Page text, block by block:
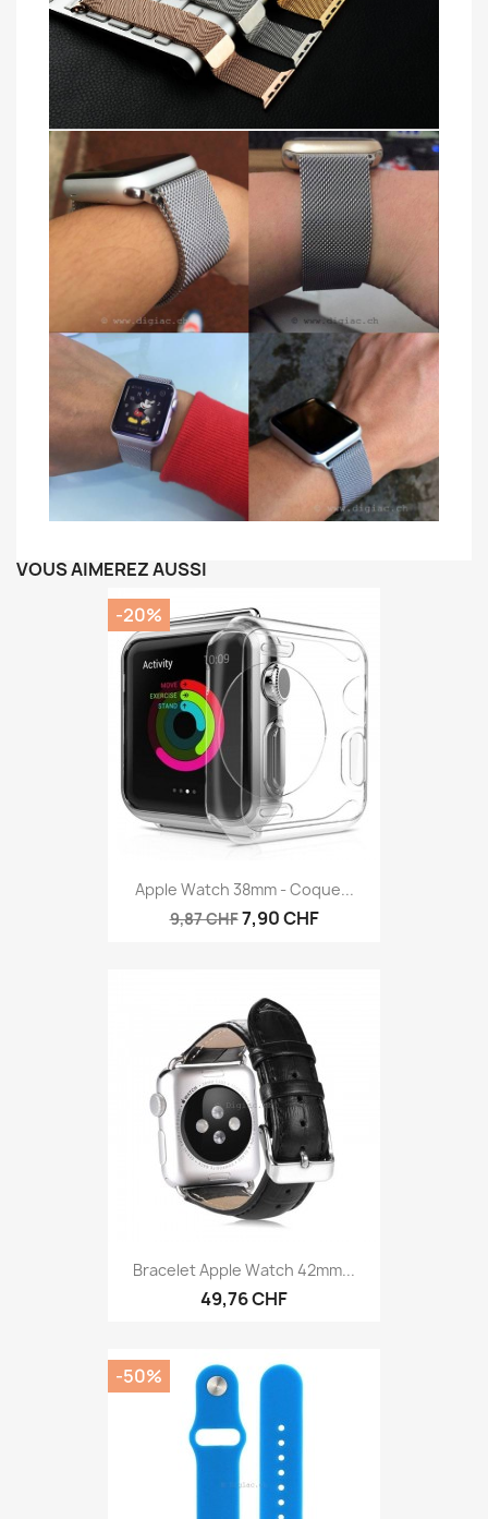
VOUS AIMEREZ AUSSI
Apple Watch 38mm - Coque...
9,87 CHF7,90 CHF
-20%
Bracelet Apple Watch 42mm...
49,76 CHF
-50%